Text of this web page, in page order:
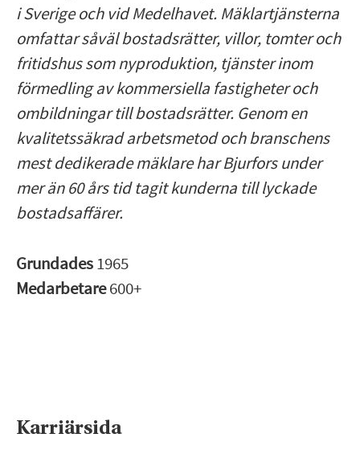
i Sverige och vid Medelhavet. Mäklartjänsterna
omfattar såväl bostadsrätter, villor, tomter och
fritidshus som nyproduktion, tjänster inom
förmedling av kommersiella fastigheter och
ombildningar till bostadsrätter. Genom en
kvalitetssäkrad arbetsmetod och branschens
mest dedikerade mäklare har Bjurfors under
mer än 60 års tid tagit kunderna till lyckade
bostadsaffärer.
Grundades1965
Medarbetare600+
Karriärsida